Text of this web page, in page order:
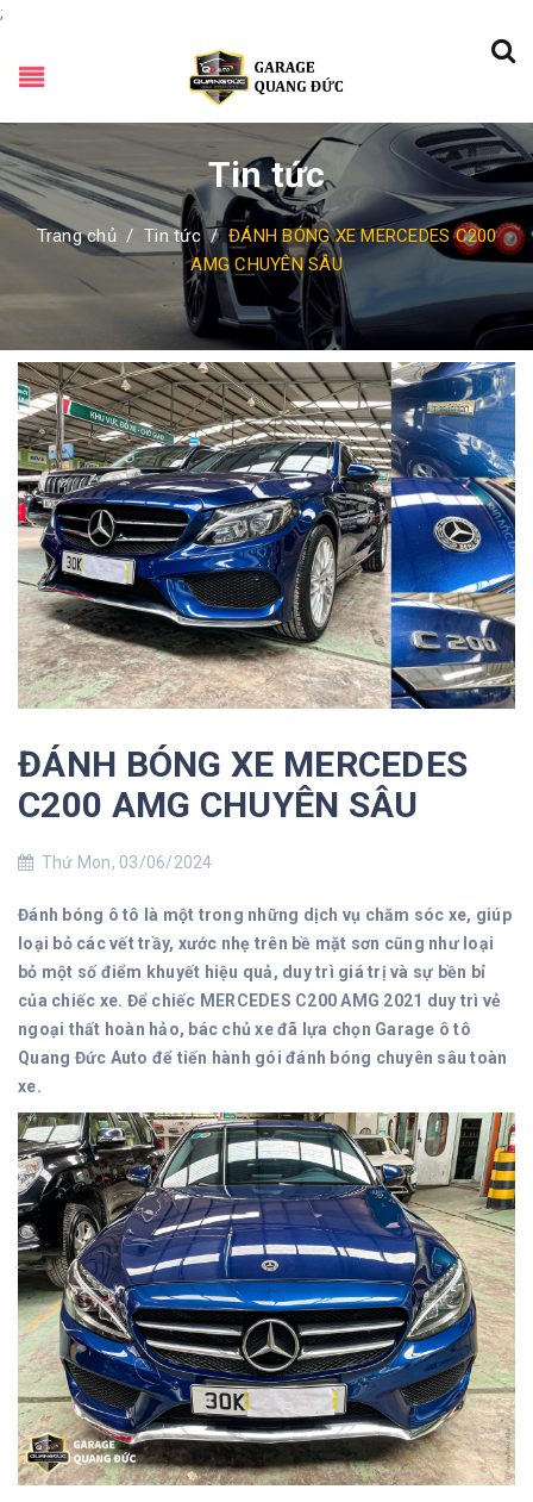
;
Tin tức
Trang chủ / Tin tức / ĐÁNH BÓNG XE MERCEDES C200
AMG CHUYÊN SÂU
ĐÁNH BÓNG XE MERCEDES
C200 AMG CHUYÊN SÂU
Thứ Mon, 03/06/2024
Đánh bóng ô tô là một trong những dịch vụ chăm sóc xe, giúp
loại bỏ các vết trầy, xước nhẹ trên bề mặt sơn cũng như loại
bỏ một số điểm khuyết hiệu quả, duy trì giá trị và sự bền bỉ
của chiếc xe. Để chiếc MERCEDES C200 AMG 2021 duy trì vẻ
ngoại thất hoàn hảo, bác chủ xe đã lựa chọn Garage ô tô
Quang Đức Auto để tiến hành gói đánh bóng chuyên sâu toàn
xe.